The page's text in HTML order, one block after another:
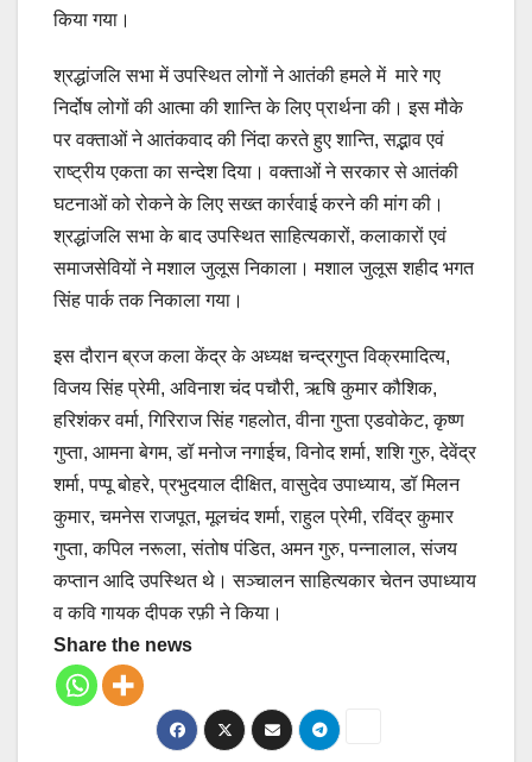
किया गया।
श्रद्धांजलि सभा में उपस्थित लोगों ने आतंकी हमले में मारे गए
निर्दोष लोगों की आत्मा की शान्ति के लिए प्रार्थना की। इस मौके
पर वक्ताओं ने आतंकवाद की निंदा करते हुए शान्ति, सद्भाव एवं
राष्ट्रीय एकता का सन्देश दिया। वक्ताओं ने सरकार से आतंकी
घटनाओं को रोकने के लिए सख्त कार्रवाई करने की मांग की।
श्रद्धांजलि सभा के बाद उपस्थित साहित्यकारों, कलाकारों एवं
समाजसेवियों ने मशाल जुलूस निकाला। मशाल जुलूस शहीद भगत
सिंह पार्क तक निकाला गया।
इस दौरान ब्रज कला केंद्र के अध्यक्ष चन्द्रगुप्त विक्रमादित्य,
विजय सिंह प्रेमी, अविनाश चंद पचौरी, ऋषि कुमार कौशिक,
हरिशंकर वर्मा, गिरिराज सिंह गहलोत, वीना गुप्ता एडवोकेट, कृष्ण
गुप्ता, आमना बेगम, डॉ मनोज नगाईच, विनोद शर्मा, शशि गुरु, देवेंद्र
शर्मा, पप्पू बोहरे, प्रभुदयाल दीक्षित, वासुदेव उपाध्याय, डॉ मिलन
कुमार, चमनेस राजपूत, मूलचंद शर्मा, राहुल प्रेमी, रविंद्र कुमार
गुप्ता, कपिल नरूला, संतोष पंडित, अमन गुरु, पन्नालाल, संजय
कप्तान आदि उपस्थित थे। सञ्चालन साहित्यकार चेतन उपाध्याय
व कवि गायक दीपक रफ़ी ने किया।
Share the news